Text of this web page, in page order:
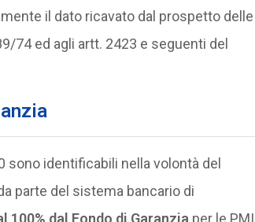
il dato ricavato dal prospetto delle
74 ed agli artt. 2423 e seguenti del
sono identificabili nella volontà del
parte del sistema bancario di
100% dal Fondo di Garanzia per le PMI,